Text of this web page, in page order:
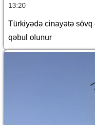
13:20
Türkiyədə cinayətə sövq
qəbul olunur